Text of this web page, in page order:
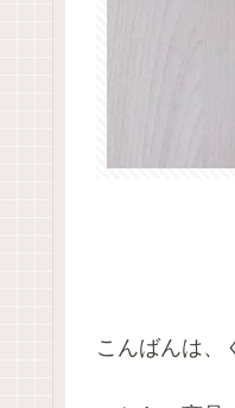
こんばんは、